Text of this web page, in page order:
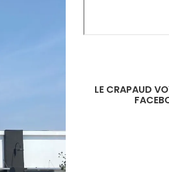
LE CRAPAUD